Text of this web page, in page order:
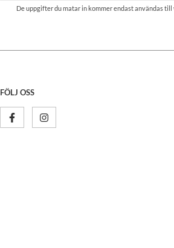
De uppgifter du matar in kommer endast användas till
FÖLJ OSS